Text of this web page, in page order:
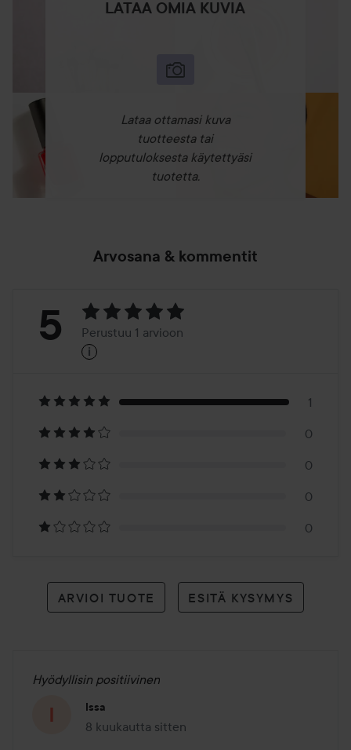
LATAA OMIA KUVIA
Lataa ottamasi kuva
tuotteesta tai
lopputuloksesta käytettyäsi
tuotetta.
Arvosana & kommentit
Arvosana:
Perustuu
1
arvioon
5 Perustuu 1 arvioon
i
1
0
0
0
0
ARVIOI TUOTE ESITÄ KYSYMYS
Hyödyllisin positiivinen
Issa
8 kuukautta sitten
Viesti luotiin 8 kuukautta sitten